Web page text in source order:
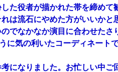
た役者が描かれた帯を締め
は流石にやめた方がいいかと
でなかなか演目に合わせたさ
に気の利いたコーディネート
になりました。お忙しい中